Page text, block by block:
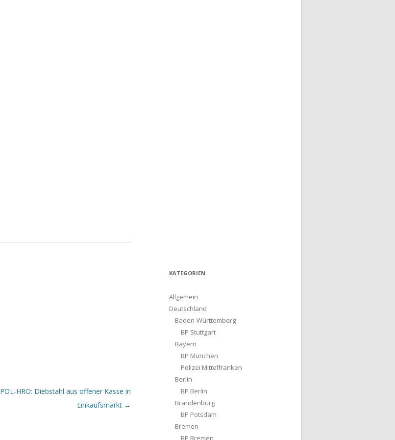
POL-HRO: Diebstahl aus offener Kasse in
Einkaufsmarkt →
KATEGORIEN
Allgemein
Deutschland
Baden-Württemberg
BP Stuttgart
Bayern
BP München
Polizei Mittelfranken
Berlin
BP Berlin
Brandenburg
BP Potsdam
Bremen
BP Bremen